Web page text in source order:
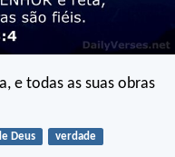
e todas as suas obras
Deus verdade